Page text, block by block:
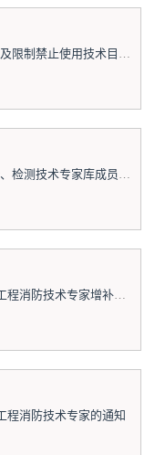
技术目录（第一批）》的通知
技术专家库成员的通知
人员和专家委员会成员的通知
程消防技术专家的通知